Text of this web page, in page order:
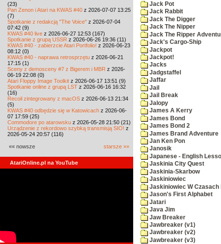
(23)
Pan Zenon i Atari na KWAS #40 z 2026-07-07 13:25
(7)
Spotkanie z redakcją "The Voice" z 2026-07-04
07:42 (9)
KWAS #40 live z 2026-06-27 12:53 (167)
Spotkanie z grupą USSR z 2026-06-26 19:36 (11)
KWAS #40 - zabierzcie Atari Portfolio! z 2026-06-23
08:12 (0)
KWAS #40 - naprawa retrosprzętu z 2026-06-21
17:15 (1)
Sceny z demosceny #7 z Bigerem i MBR z 2026-
06-19 22:08 (0)
Atari Floppy Image Toolkit z 2026-06-17 13:51 (9)
Spotkanie online z grupą LST z 2026-06-16 16:32
(16)
Recoil zintegrowany z macOS z 2026-06-13 21:34
(5)
KWAS #40 odbędzie się w Katowicach z 2026-06-
07 17:59 (25)
Commodore po atarowsku z 2026-05-28 21:50 (21)
Urządzenie z rekordowo szybką transmisją SIO! z
2026-05-24 20:57 (116)
«« nowsze starsze »»
AtariOnline.pl na YouTube
Jack Pot
Jack Rabbit
Jack The Digger
Jack The Nipper
Jack The Ripper
Jack's Cargo-Ship
Jackpot
Jackpot!
Jacks
Jadgstaffel
Jaffar
Jail
Jail Break
Jalopy
James A Kerry
James Bond
James Bond 2
James Brand Adventure
Jan Ken Pon
Janosik
Japanese - English
Jaskinia City Quest
Jaskinia-Skarbow
Jaskiniowiec
Jaskiniowiec W Czasach
Jason's First Alphabet
Jatari
Java Jim
Jaw Breaker
Jawbreaker (v1)
Jawbreaker (v2)
Jawbreaker (v3)